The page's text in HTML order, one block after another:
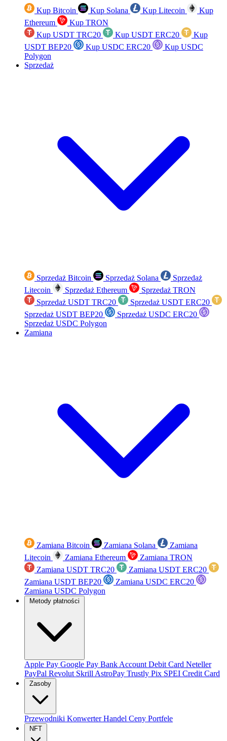
Kup Bitcoin Kup Solana Kup Litecoin
Kup
Ethereum
Kup TRON
Kup USDT TRC20
Kup USDT ERC20
Kup
USDT BEP20
Kup USDC ERC20
Kup USDC
Polygon
Sprzedaż
Sprzedaż Bitcoin Sprzedaż Solana
Sprzedaż
Litecoin
Sprzedaż Ethereum
Sprzedaż TRON
Sprzedaż USDT TRC20
Sprzedaż USDT ERC20
Sprzedaż USDT BEP20
Sprzedaż USDC ERC20
Sprzedaż USDC Polygon
Zamiana
Zamiana Bitcoin Zamiana Solana
Zamiana
Litecoin
Zamiana Ethereum
Zamiana TRON
Zamiana USDT TRC20
Zamiana USDT ERC20
Zamiana USDT BEP20
Zamiana USDC ERC20
Zamiana USDC Polygon
Metody płatności
Apple Pay Google Pay Bank Account Debit Card Neteller
PayPal Revolut Skrill AstroPay Trustly Pix SPEI Credit Card
Zasoby
Przewodniki KonwerterHandel Ceny Portfele
NFT